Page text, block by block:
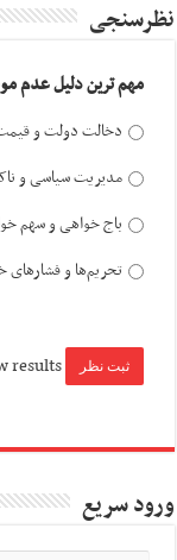
نظرسنجی
مهم ترین دلیل عدم
دخالت دولت و
مدیریت سیاسی و
باج خواهی و سهم
تحریم‌ها و فشارهای
results
ورود سریع